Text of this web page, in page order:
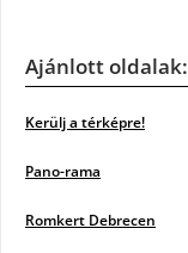
Ajánlott oldalak:
Kerülj a térképre!
Pano-rama
Romkert Debrecen